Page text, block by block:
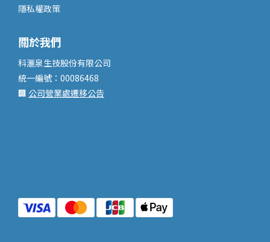
隱私權政策
關於我們
科滙泉生技股份有限公司
統一編號：00086468
🏢 公司營業處遷移公告